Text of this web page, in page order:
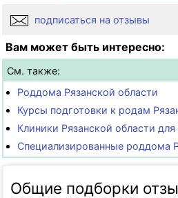
подписаться на отзывы
Вам может быть интересно:
См. также:
Роддома Рязанской области
Курсы подготовки к родам
Клиники Рязанской области
Специализированные роддома
Общие подборки